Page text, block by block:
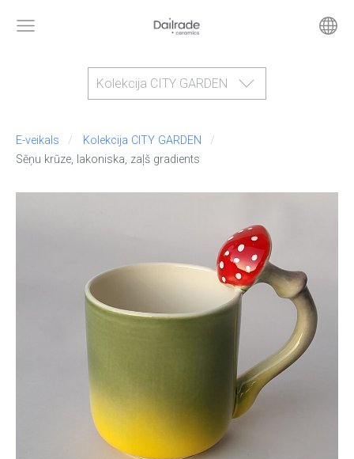
Kolekcija CITY GARDEN
E-veikals
Kolekcija CITY GARDEN
Sēņu krūze, lakoniska, zaļš gradients